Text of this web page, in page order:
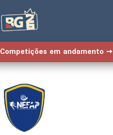
Competições em andamento ➙